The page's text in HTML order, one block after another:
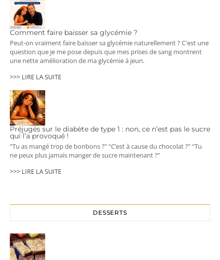
Comment faire baisser sa glycémie ?
Peut-on vraiment faire baisser sa glycémie naturellement ? C'est une
question que je me pose depuis que mes prises de sang montrent
une nette amélioration de ma glycémie à jeun.
>>> LIRE LA SUITE
Préjugés sur le diabète de type 1 : non, ce n’est pas le sucre
qui l’a provoqué !
“Tu as mangé trop de bonbons ?” “C’est à cause du chocolat ?” “Tu
ne peux plus jamais manger de sucre maintenant ?”
>>> LIRE LA SUITE
DESSERTS